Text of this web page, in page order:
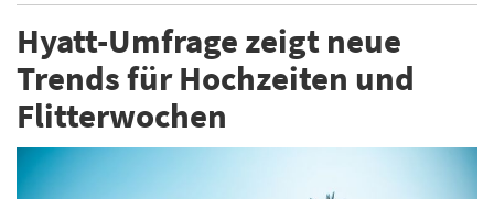
Hyatt-Umfrage zeigt neue
Trends für Hochzeiten und
Flitterwochen